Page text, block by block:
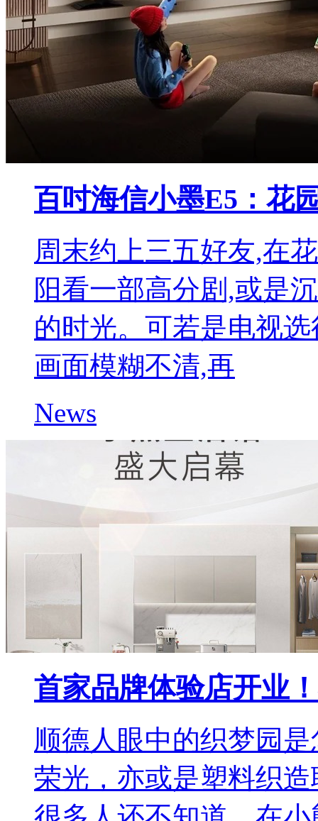
百吋海信小墨E5：花
周末约上三五好友,在
阳看一部高分剧,或是
的时光。可若是电视
画面模糊不清,再
News
首家品牌体验店开业
顺德人眼中的织梦园
荣光，亦或是塑料织